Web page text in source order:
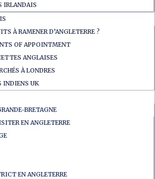
IRLANDAIS
À RAMENER D’ANGLETERRE ?
OF APPOINTMENT
ANGLAISES
À LONDRES
INDIENS UK
BRETAGNE
EN ANGLETERRE
EN ANGLETERRE